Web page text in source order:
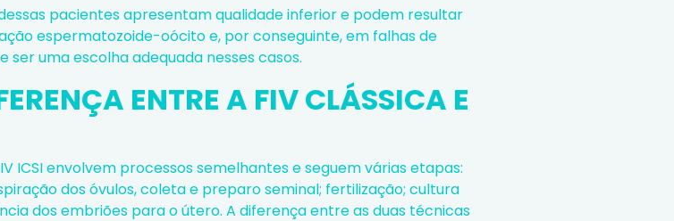
pacientes apresentam qualidade inferior e podem resultar
espermatozoide-oócito e, por conseguinte, em falhas de
ser uma escolha adequada nesses casos.
ENTRE A FIV CLÁSSICA E
ICSI envolvem processos semelhantes e seguem várias etapas:
dos óvulos, coleta e preparo seminal; fertilização; cultura
dos embriões para o útero. A diferença entre as duas técnicas